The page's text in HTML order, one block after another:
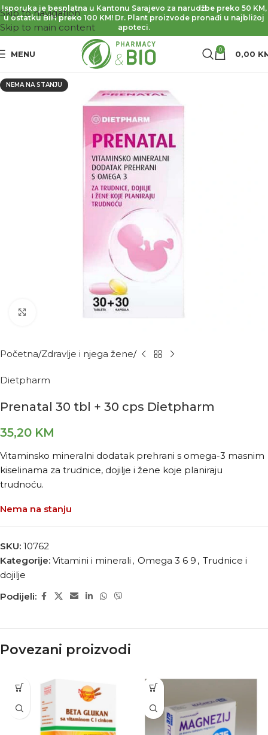
Skip to navigation
Skip to main content
Isporuka je besplatna u Kantonu Sarajevo za narudžbe preko 50 KM,
u ostatku BiH preko 100 KM! Dr. Plant proizvode pronađi u najbližoj
apoteci.
MENU 0 0,00
NEMA NA STANJU
Kliknite za povećanje
Početna Zdravlje i njega žene
Dietpharm
Prenatal 30 tbl + 30 cps Dietpharm
35,20 KM
Vitaminsko mineralni dodatak prehrani s omega-3 masnim
kiselinama za trudnice, dojilje i žene koje planiraju
trudnoću.
Nema na stanju
SKU: 10762
Kategorije: Vitamini i minerali , Omega 3 6 9 , Trudnice i
dojilje
Podijeli:
Povezani proizvodi